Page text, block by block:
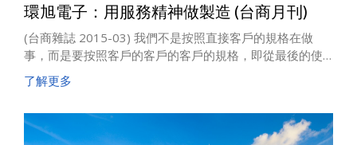
環旭電子：用服務精神做製造 (台商月刊)
(台商雜誌 2015-03) 我們不是按照直接客戶的規格在做
事，而是要按照客戶的客戶的客戶的規格，即從最後的使
用者角度去想。我們的終端客戶是品牌，如何在製造環節
就設計出對的產品，並指向和配合最終端品牌商品的適銷
到最終消費者的行為跟期望。
了解更多